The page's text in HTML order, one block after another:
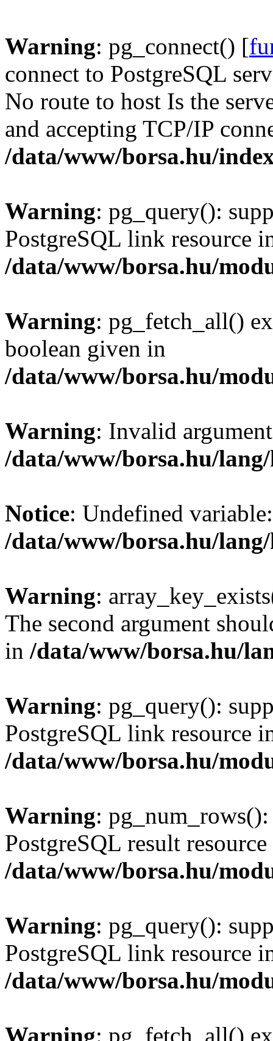
Warning: pg_connect() [
connect to PostgreSQL
No route to host Is the
and accepting TCP/IP
/data/www/borsa.hu/
Warning: pg_query():
PostgreSQL link resource
/data/www/borsa.hu/
Warning: pg_fetch_all()
boolean given in
/data/www/borsa.hu/
Warning: Invalid
/data/www/borsa.hu/
Notice: Undefined
/data/www/borsa.hu/
Warning:
The second argument
in /data/www/borsa.hu/
Warning: pg_query():
PostgreSQL link resource
/data/www/borsa.hu/
Warning:
PostgreSQL result
/data/www/borsa.hu/
Warning: pg_query():
PostgreSQL link resource
/data/www/borsa.hu/
Warning: pg_fetch_all()